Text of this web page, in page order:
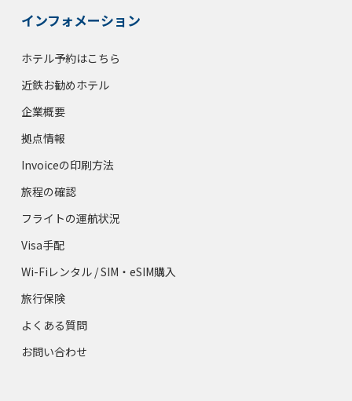
インフォメーション
ホテル予約はこちら
近鉄お勧めホテル
企業概要
拠点情報
Invoiceの印刷方法
旅程の確認
フライトの運航状況
Visa手配
Wi-Fiレンタル / SIM・eSIM購入
旅行保険
よくある質問
お問い合わせ